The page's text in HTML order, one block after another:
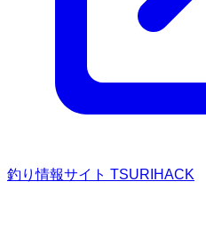
釣り情報サイト TSURIHACK